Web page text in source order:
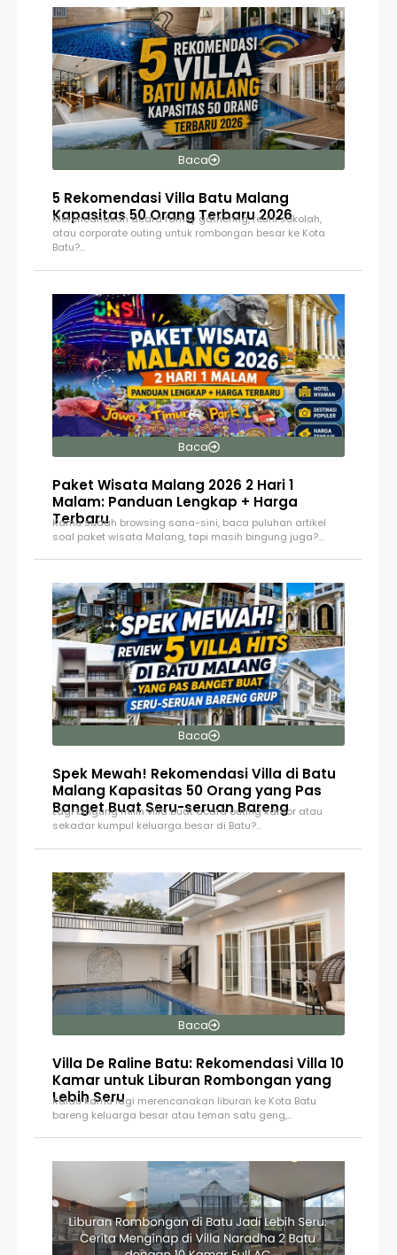
Baca
5 Rekomendasi Villa Batu Malang
Kapasitas 50 Orang Terbaru 2026
Merencanakan acara family gathering, reuni sekolah,
atau corporate outing untuk rombongan besar ke Kota
Batu?…
Baca
Paket Wisata Malang 2026 2 Hari 1
Malam: Panduan Lengkap + Harga
Terbaru
Kamu sudah browsing sana-sini, baca puluhan artikel
soal paket wisata Malang, tapi masih bingung juga?…
Baca
Spek Mewah! Rekomendasi Villa di Batu
Malang Kapasitas 50 Orang yang Pas
Banget Buat Seru-seruan Bareng
Lagi bingung milih villa buat acara outing kantor atau
sekadar kumpul keluarga besar di Batu?…
Baca
Villa De Raline Batu: Rekomendasi Villa 10
Kamar untuk Liburan Rombongan yang
Lebih Seru
Kalau kamu lagi merencanakan liburan ke Kota Batu
bareng keluarga besar atau teman satu geng,…